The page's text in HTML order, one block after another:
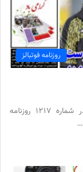
روزنامه فوتبالز
شماره 1217 روزنامه فوتبالز منتشر شد گزیده آنچه در شماره 1217 روزنامه